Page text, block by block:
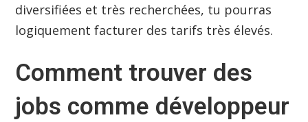
diversifiées et très recherchées, tu pourras
logiquement facturer des tarifs très élevés.
Comment trouver des
jobs comme développeur